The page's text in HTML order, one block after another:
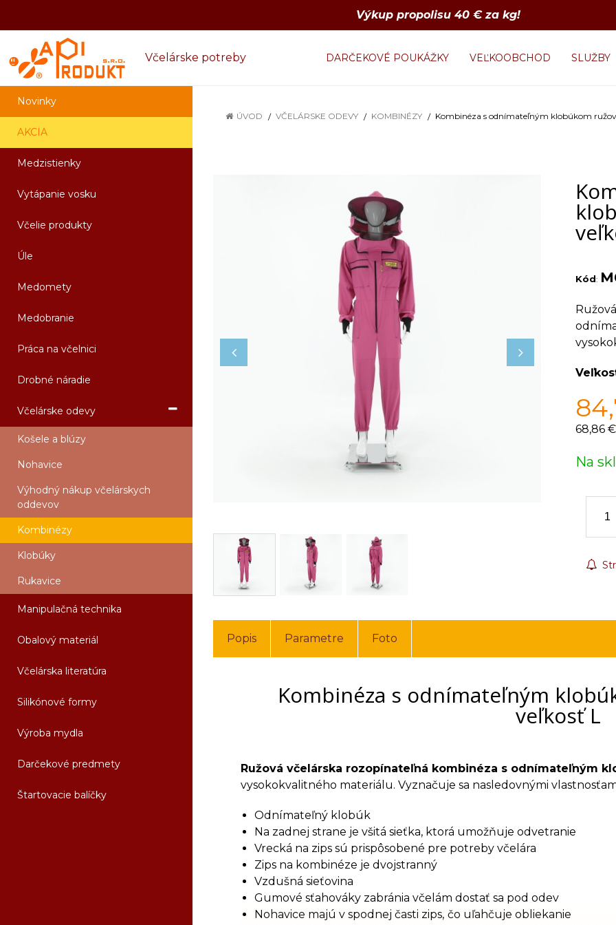
Výkup propolisu 40 € za kg!
Včelárske potreby DARČEKOVÉ POUKÁŽKY VEĽKOOBCHOD SLUŽBY
Novinky
AKCIA
Medzistienky
Vytápanie vosku
Včelie produkty
Úle
Medomety
Medobranie
Práca na včelnici
Drobné náradie
Včelárske odevy
Košele a blúzy
Nohavice
Výhodný nákup včelárskych
oddevov
Kombinézy
Klobúky
Rukavice
Manipulačná technika
Obalový materiál
Včelárska literatúra
Silikónové formy
Výroba mydla
Darčekové predmety
Štartovacie balíčky
ÚVOD VČELÁRSKE ODEVY KOMBINÉZY Kombinéza s odnímateľným klobúkom
Kód:
68,86 €
Na
Popis Parametre Foto
Kombinéza s odnímateľným
veľkosť L
Ružová včelárska rozopínateľná kombinéza s odnímateľným
vysokokvalitného materiálu. Vyznačuje sa nasledovnými
Odnímateľný klobúk
Na zadnej strane je všitá sieťka, ktorá umožňuje odvetranie
Vrecká na zips sú prispôsobené pre potreby včelára
Zips na kombinéze je dvojstranný
Vzdušná sieťovina
Gumové sťahováky zabránia včelám dostať sa pod odev
Nohavice majú v spodnej časti zips, čo uľahčuje obliekanie